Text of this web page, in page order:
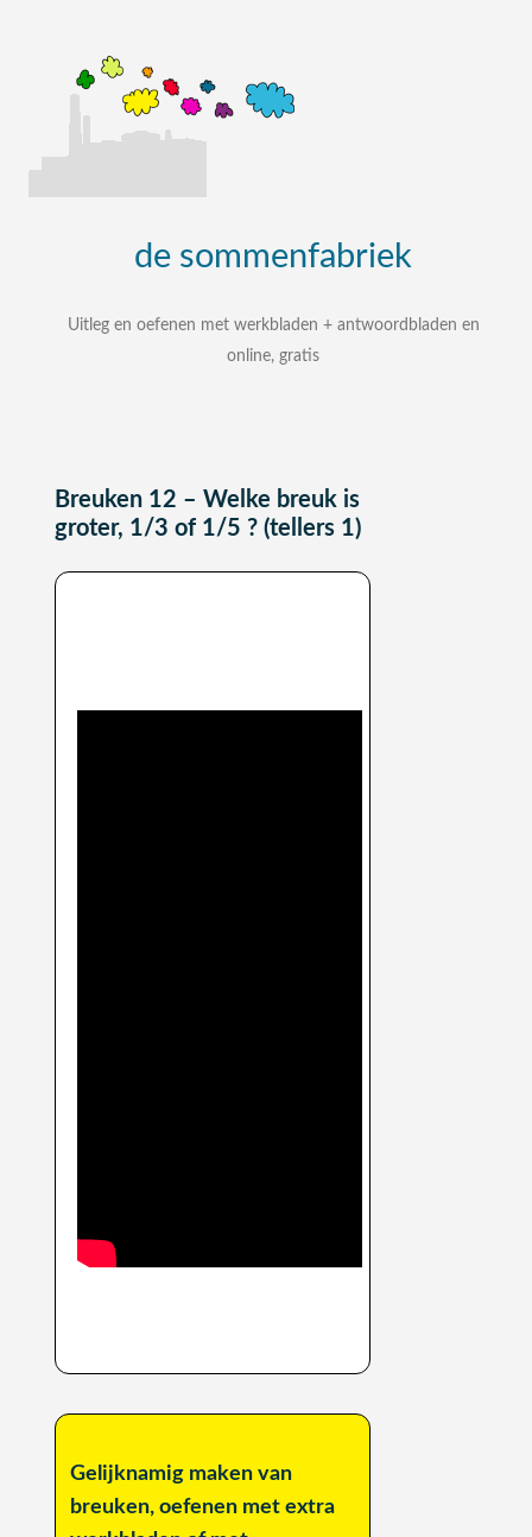
de sommenfabriek
Uitleg en oefenen met werkbladen + antwoordbladen en
online, gratis
Breuken 12 – Welke breuk is
groter, 1/3 of 1/5 ? (tellers 1)
Gelijknamig maken van
breuken, oefenen met extra